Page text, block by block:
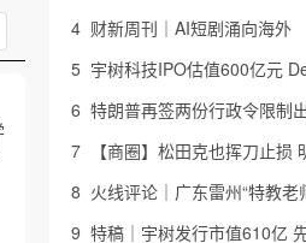
4 财新周刊｜AI短剧涌向海外
5
6
7
8
9